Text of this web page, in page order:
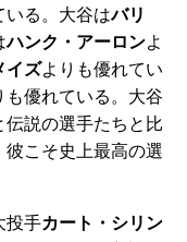
いる。大谷はバリ
ハンク・アーロンよ
イズよりも優れてい
も優れている。大谷
説の選手たちと比
こそ史上最高の選
投手カート・シリン